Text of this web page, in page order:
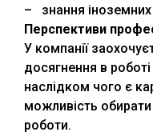
– знання іноземних
Перспективи
У компанії
досягнення в
наслідком чого є
можливість
роботи.